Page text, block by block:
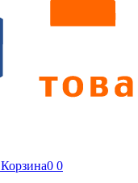
Корзина0 0